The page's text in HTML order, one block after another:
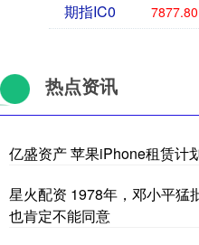
期指IC0 7877.80
热点资讯
亿盛资产 苹果iPhone租赁计
星火配资 1978年，邓小平猛
也肯定不能同意